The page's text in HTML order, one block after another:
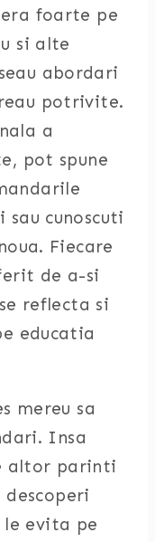
foarte pe
si alte
abordari
potrivite.
a
pot spune
cunoscuti
Fiecare
de a-si
reflecta si
educatia
mereu sa
Insa
altor parinti
evita pe